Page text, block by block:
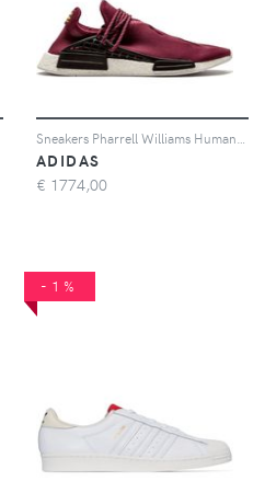
ADIDAS
€ 1774,00
-1%